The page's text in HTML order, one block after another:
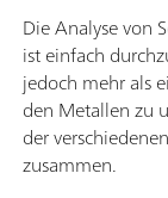
Die Analyse von
ist einfach
jedoch mehr als
den Metallen zu
der
zusammen.